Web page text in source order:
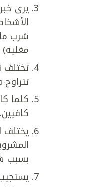
تختلف
تتراوح فيها
كلما
كافيين.
يختلف
بسبب